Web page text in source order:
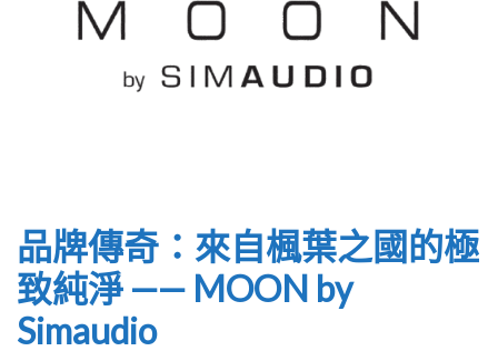
品牌傳奇：來自楓葉之國的極
致純淨 —— MOON by
Simaudio